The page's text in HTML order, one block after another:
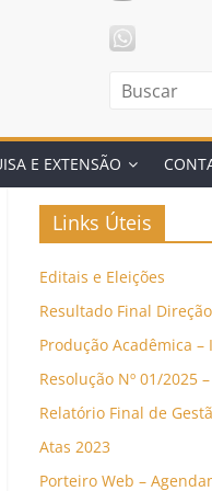
E EXTENSÃO
Links Úteis
Editais e Eleições
Resultado Final
Produção Acadêmica –
Resolução Nº 01/2025
Relatório Final de
Atas 2023
Porteiro Web –